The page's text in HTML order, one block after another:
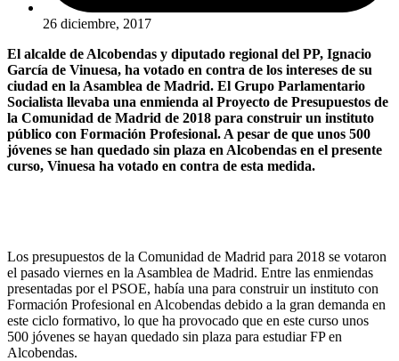
26 diciembre, 2017
El alcalde de Alcobendas y diputado regional del PP, Ignacio
García de Vinuesa, ha votado en contra de los intereses de su
ciudad en la Asamblea de Madrid. El Grupo Parlamentario
Socialista llevaba una enmienda al Proyecto de Presupuestos de
la Comunidad de Madrid de 2018 para construir un instituto
público con Formación Profesional. A pesar de que unos 500
jóvenes se han quedado sin plaza en Alcobendas en el presente
curso, Vinuesa ha votado en contra de esta medida.
Los presupuestos de la Comunidad de Madrid para 2018 se votaron
el pasado viernes en la Asamblea de Madrid. Entre las enmiendas
presentadas por el PSOE, había una para construir un instituto con
Formación Profesional en Alcobendas debido a la gran demanda en
este ciclo formativo, lo que ha provocado que en este curso unos
500 jóvenes se hayan quedado sin plaza para estudiar FP en
Alcobendas.